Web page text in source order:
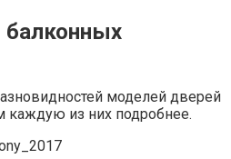
моделей дверей
каждую из них подробнее.